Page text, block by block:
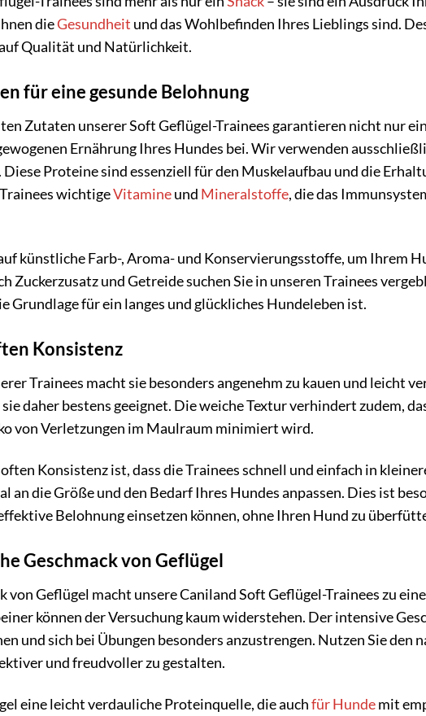
dieGesundheit und das Wohlbefinden Ihres Lieblings sind.
Qualität und Natürlichkeit.
für eine gesunde Belohnung
Zutaten unserer Soft Geflügel-Trainees garantieren nicht nur
Ernährung Ihres Hundes bei. Wir verwenden
Proteine sind essenziell für den Muskelaufbau und die
wichtigeVitamineund Mineralstoffe, die das
künstliche Farb-, Aroma- und Konservierungsstoffe, um Ihrem
Zuckerzusatz und Getreide suchen Sie in unseren Trainees
Grundlage für ein langes und glückliches Hundeleben ist.
Konsistenz
Trainees macht sie besonders angenehm zu kauen und leicht
daher bestens geeignet. Die weiche Textur verhindert zudem,
von Verletzungen im Maulraum minimiert wird.
Konsistenz ist, dass die Trainees schnell und einfach in
an die Größe und den Bedarf Ihres Hundes anpassen. Dies ist
Belohnung einsetzen können, ohne Ihren Hund zu
Geschmack von Geflügel
von Geflügel macht unsere Caniland Soft Geflügel-Trainees zu
können der Versuchung kaum widerstehen. Der intensive
und sich bei Übungen besonders anzustrengen. Nutzen Sie
und freudvoller zu gestalten.
eine leicht verdauliche Proteinquelle, die auchfür Hundemit